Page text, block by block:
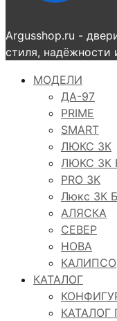
Argusshop.ru -
стиля, надёжности
МОДЕЛИ
ДА-97
PRIME
SMART
ЛЮКС 3К
ЛЮКС 3К
PRO 3K
Люкс 3К
АЛЯСКА
СЕВЕР
НОВА
КАЛИПСО
КАТАЛОГ
КАТАЛОГ